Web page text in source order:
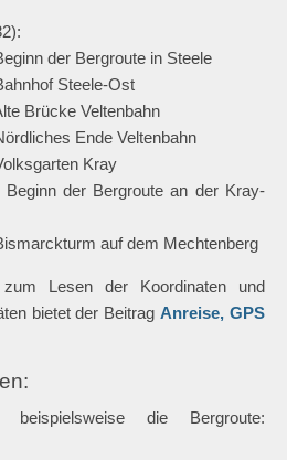
der Bergroute in Steele
Steele-Ost
Brücke Veltenbahn
Ende Veltenbahn
Kray
der Bergroute an der Kray-
auf dem Mechtenberg
zum Lesen der Koordinaten und
bietet der BeitragAnreise, GPS
die Bergroute: